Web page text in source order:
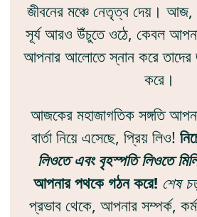
জীবনের মঞ্চে নেতৃত্ব দেয়। আজ,
সূর্য আরও উঁচুতে ওঠে, কেবল
আপনার আলোতে স্নান করে
করে।
আজকের মহাজাগতিক সঙ্গতি
বার্তা নিয়ে এসেছে, প্রিয় লিও!
লিওতে এবং বৃহস্পতি লিওতে
আপনার পথকে গঠন করে! শেষ
প্রভাব থেকে, আপনার সম্পর্ক,